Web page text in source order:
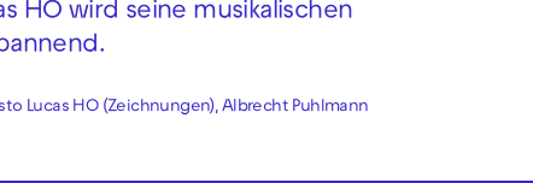
HO wird seine musikalischen
Lucas HO (Zeichnungen), Albrecht Puhlmann